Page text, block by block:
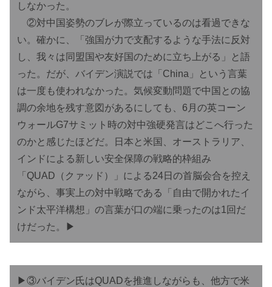
しなかった。
②対中国姿勢のブレが際立っているのは看過できな
い。確かに、「強国が力で支配するような手法に反対
し、我々は同盟国や友好国のために立ち上がる」と語
った。だが、バイデン演説では「China」という言葉
は一度も使われなかった。気候変動問題で中国との協
調の余地を残す意図があるにしても、6月の英コーン
ウォールG7サミット時の対中強硬発言はどこへ行った
のかと感じたほどだ。日本と米国、オーストラリア、
インドによる新しい安全保障の戦略的枠組み
「QUAD（クァッド）」による24日の首脳会合を控え
ながら、事実上の対中戦略である「自由で開かれたイ
ンド太平洋構想」の言葉が口の端に乗ったのは1回だ
けだった。▶︎
▶︎③バイデン氏はQUADを推進しながらも、他方で米